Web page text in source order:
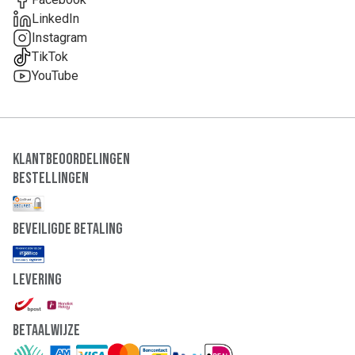
natriumseleniet, cholecalciferol, D-biotine,
cyanocobalamine.
LinkedIn
Instagram
TikTok
YouTube
Klantbeoordelingen
Bestellingen
Beveiligde Betaling
Levering
Betaalwijze